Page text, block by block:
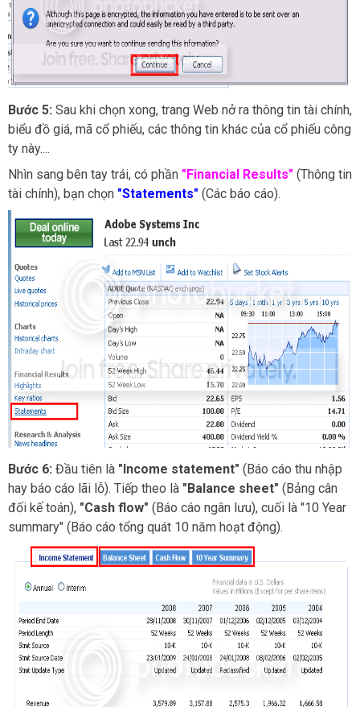
Bước 5: Sau khi chọn xong, trang Web nở ra thông tin tài chính,
biểu đồ giá, mã cổ phiếu, các thông tin khác của cổ phiếu công
ty này....
Nhìn sang bên tay trái, có phần "Financial Results" (Thông tin
tài chính), bạn chọn "Statements" (Các báo cáo).
Bước 6: Đầu tiên là "Income statement" (Báo cáo thu nhập
hay báo cáo lãi lỗ). Tiếp theo là "Balance sheet" (Bảng cân
đối kế toán), "Cash flow" (Báo cáo ngân lưu), cuối là "10 Year
summary" (Báo cáo tổng quát 10 năm hoạt động).